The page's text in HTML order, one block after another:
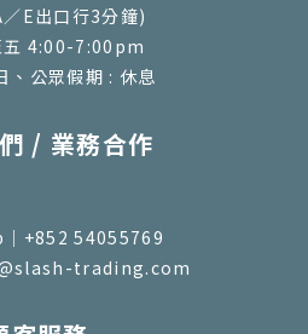
E出口行3分鐘)
五 4:00-7:00pm
、公眾假期 : 休息
/ 業務合作
+852 54055769
trading.com